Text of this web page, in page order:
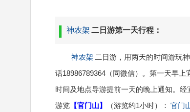
神农架 二日游第一天行程：
神农架 二日游，用两天的时间游玩
话18986789364（同微信）。第一天早
时间及地点导游提前一天的晚上通知。
游览 【官门山】 （游览约1小时）： 官门